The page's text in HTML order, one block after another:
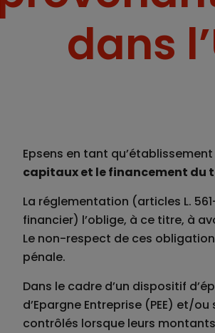
dans
Epsens en tant
capitaux et le financement du
La réglementation (articles L. 561-
financier) l’oblige, à ce titre, à
Le non-respect de ces
pénale.
Dans le cadre d’un dispositif
d’Epargne Entreprise (PEE) et/
contrôlés lorsque leurs